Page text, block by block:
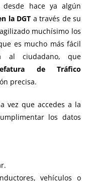
hace ya algún
la DGT a través de su
muchísimo los
es mucho más fácil
al ciudadano, que
de Tráfico
precisa.
vez que accedes a la
los datos
vehículos o